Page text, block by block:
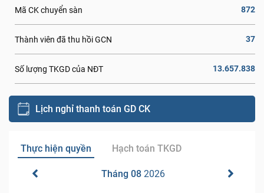
Mã CK chuyển sàn 872
Thành viên đã thu hồi GCN 37
Số lượng TKGD của NĐT 13.657.838
Lịch nghỉ thanh toán GD CK
Thực hiện quyền Hạch toán TKGD
Tháng 08 2026